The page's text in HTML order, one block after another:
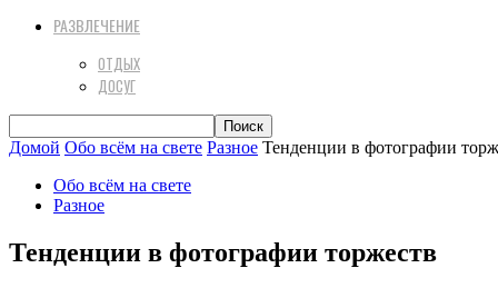
РАЗВЛЕЧЕНИЕ
ОТДЫХ
ДОСУГ
Домой Обо всём на свете Разное Тенденции в фотографии
Обо всём на свете
Разное
Тенденции в фотографии торжеств